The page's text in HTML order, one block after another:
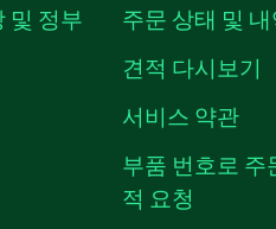
및 정부
주문 상태 및 내
견적 다시보기
서비스 약관
부품 번호로 주
적 요청